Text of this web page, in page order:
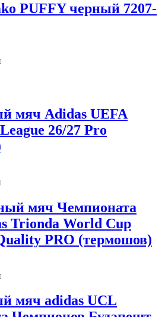
PUFFY черный 7207-
мяч Adidas UEFA
26/27 Pro
мяч Чемпионата
Trionda World Cup
PRO (термошов)
мяч adidas UCL